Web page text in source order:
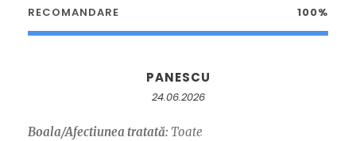
RECOMANDARE 100%
PANESCU
24.06.2026
Boala/Afectiunea tratată: Toate